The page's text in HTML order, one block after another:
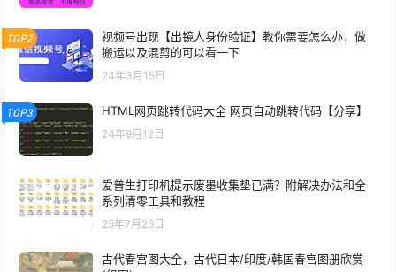
TOP2
视频号出现【出镜人身份验证】教你需要怎么办，做
搬运以及混剪的可以看一下
24年3月15日
TOP3 HTML网页跳转代码大全 网页自动跳转代码【分享】
24年9月12日
爱普生打印机提示废墨收集垫已满？附解决办法和全
系列清零工具和教程
25年7月26日
古代春宫图大全，古代日本/印度/韩国春宫图册欣赏